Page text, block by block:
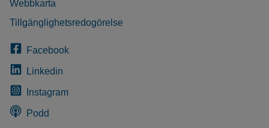
Webbkarta
Tillgänglighetsredogörelse
Facebook
Linkedin
Instagram
Podd